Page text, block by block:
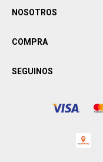
NOSOTROS
COMPRA
SEGUINOS